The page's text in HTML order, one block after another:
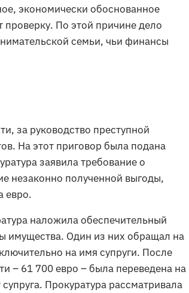
экономически обоснованное
По этой причине дело
семьи, чьи финансы
за руководство преступной
На этот приговор была подана
заявила требование о
незаконно полученной выгоды,
евро.
наложила обеспечительный
имущества. Один из них обращал на
на имя супруги. После
– 61 700 евро – была переведена на
Прокуратура рассматривала